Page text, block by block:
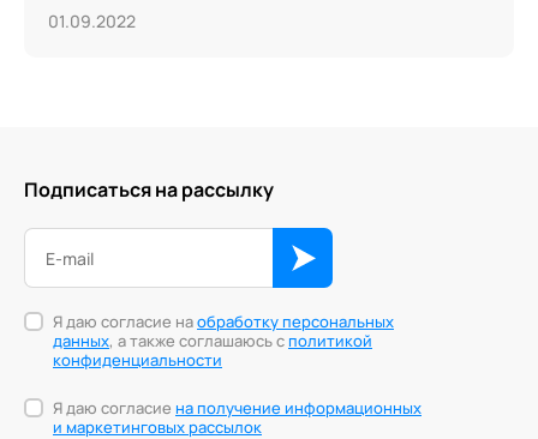
01.09.2022
Подписаться на рассылку
Я даю согласие наобработку персональных
данных, а также соглашаюсь сполитикой
конфиденциальности
Я даю согласие на получение информационных
и маркетинговых рассылок